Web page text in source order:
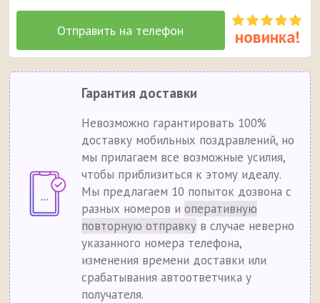
Гарантия доставки
Невозможно гарантировать 100%
доставку мобильных поздравлений, но
мы прилагаем все возможные усилия,
чтобы приблизиться к этому идеалу.
Мы предлагаем 10 попыток дозвона с
разных номеров иоперативную
повторную отправку в случае неверно
указанного номера телефона,
изменения времени доставки или
срабатывания автоответчика у
получателя.